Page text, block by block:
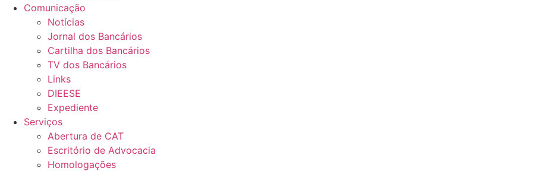
Comunicação
Notícias
Jornal dos Bancários
Cartilha dos Bancários
TV dos Bancários
Links
DIEESE
Expediente
Serviços
Abertura de CAT
Escritório de Advocacia
Homologações